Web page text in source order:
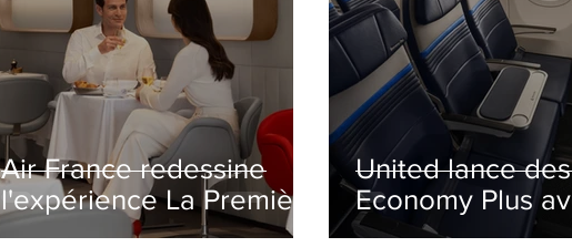
Air France redessine
l'expérience La Première
avec un salon
United lance des
Economy Plus
siège central